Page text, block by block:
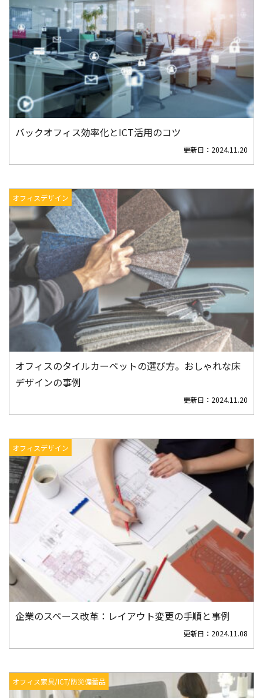
バックオフィス効率化とICT活用のコツ
更新日： 2024.11.20
オフィスデザイン
オフィスのタイルカーペットの選び方。おしゃれな床
デザインの事例
更新日： 2024.11.20
オフィスデザイン
企業のスペース改革：レイアウト変更の手順と事例
更新日： 2024.11.08
オフィス家具/ICT/防災備蓄品